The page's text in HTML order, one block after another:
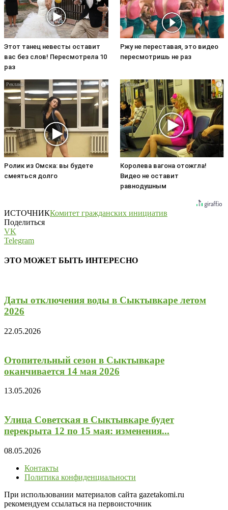
Этот танец невесты оставит
вас без слов! Пересмотрела 10
раз
Ржу не переставая, это видео
пересмотришь не раз
i
Ролик из Омска: вы будете
смеяться долго
i
Королева вагона отожгла!
Видео не оставит
равнодушным
ИСТОЧНИККомитет гражданских инициатив
Поделиться
VK
Telegram
ЭТО МОЖЕТ БЫТЬ ИНТЕРЕСНО
Даты отключения воды в Сыктывкаре летом
2026
22.05.2026
Отопительный сезон в Сыктывкаре
оканчивается 14 мая 2026
13.05.2026
Улица Советская в Сыктывкаре будет
перекрыта 12 по 15 мая: изменения...
08.05.2026
Контакты
Политика конфиденциальности
При использовании материалов сайта gazetakomi.ru
рекомендуем ссылаться на первоисточник